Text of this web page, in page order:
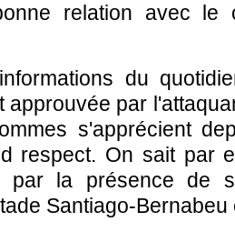
relation avec le
du
approuvée par
s'apprécient
respect. On sait par
par la présence de
Santiago-Bernabeu